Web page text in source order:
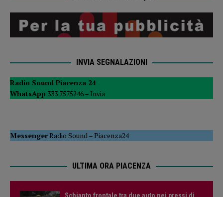
INVIA SEGNALAZIONI
Radio Sound Piacenza 24
WhatsApp 333 7575246 – Invia
MessengerRadio Sound–Piacenza24
ULTIMA ORA PIACENZA